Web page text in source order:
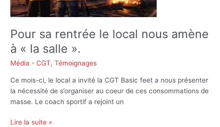
Pour sa rentrée le local nous amène
à « la salle ».
Média - CGT,Témoignages
Ce mois-ci, le local a invité la CGT Basic feet a nous présenter
la nécessité de s’organiser au coeur de ces consommations de
masse. Le coach sportif a rejoint un
amène
à
salle ».
Lire la suite »